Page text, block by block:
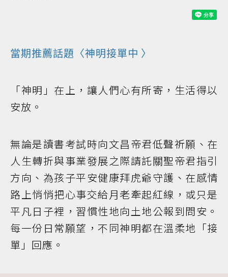
當期推薦話題〈神明接單中 〉
「神明」在上，讓人們心有所寄，生活得以
安放。
無論是讀書考試時向文昌帝君低聲祈願、在
人生轉折與事業發展之際請託關聖帝君指引
方向、為孩子平安健康拜虎爺守護、在感情
路上悄悄把心事交給月老牽起紅線，或只是
平凡日子裡，習慣性地向土地公報到問安。
每一份日常願望，不同神明都在溫柔地「接
單」回應。